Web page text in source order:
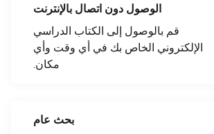
الوصول دون اتصال بالإنترنت
قم بالوصول إلى الكتاب الدراسي
الإلكتروني الخاص بك في أي وقت وأي
مكان.
بحث عام